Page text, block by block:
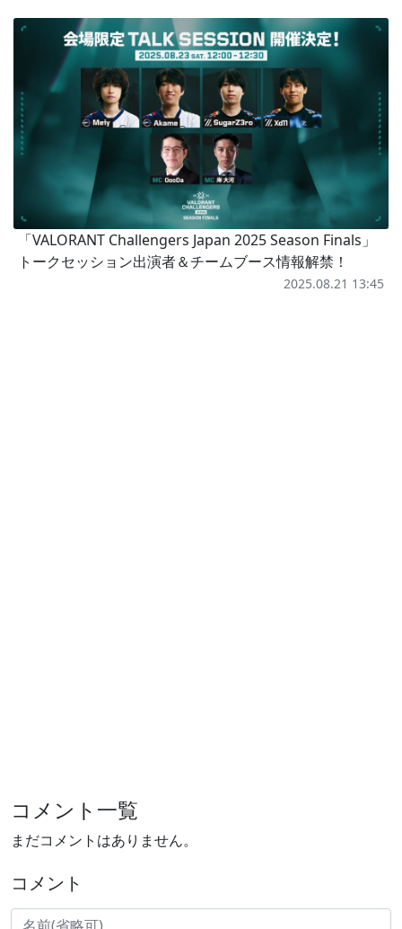
「VALORANT Challengers Japan 2025 Season Finals」
トークセッション出演者＆チームブース情報解禁！
2025.08.21 13:45
コメント一覧
まだコメントはありません。
コメント